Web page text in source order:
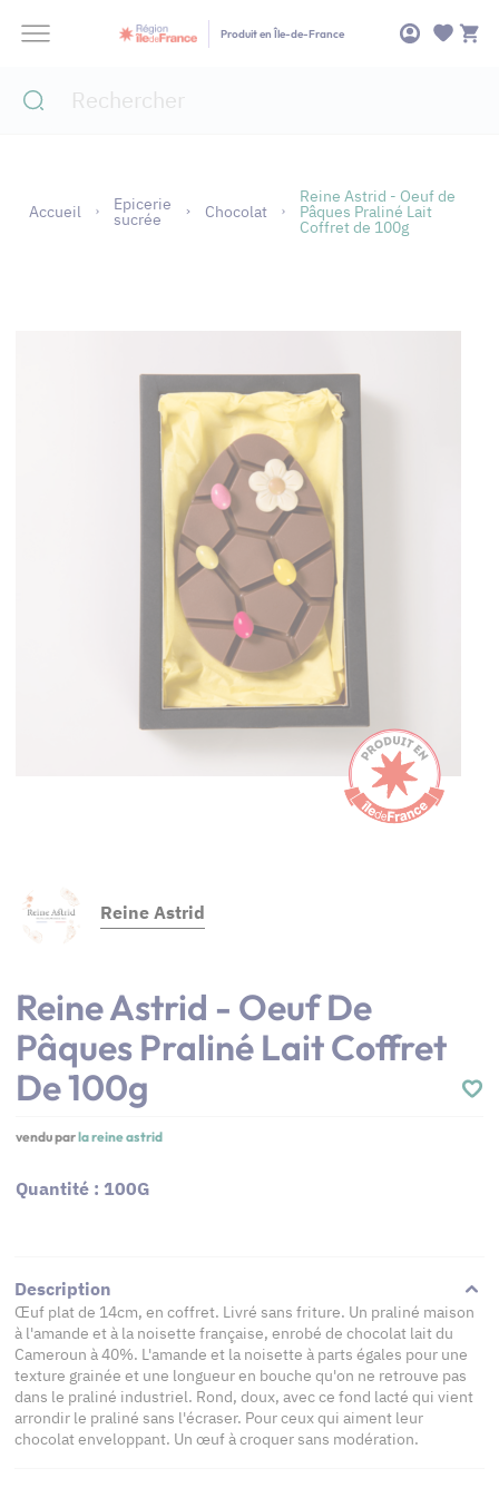
Produit en Île-de-France
Accueil Epicerie
sucrée Chocolat
Reine Astrid - Oeuf de
Pâques Praliné Lait
Coffret de 100g
Reine Astrid
Reine Astrid - Oeuf De
Pâques Praliné Lait Coffret
De 100g
vendu parla reine astrid
Quantité : 100G
Description
Œuf plat de 14cm, en coffret. Livré sans friture. Un praliné maison
à l'amande et à la noisette française, enrobé de chocolat lait du
Cameroun à 40%. L'amande et la noisette à parts égales pour une
texture grainée et une longueur en bouche qu'on ne retrouve pas
dans le praliné industriel. Rond, doux, avec ce fond lacté qui vient
arrondir le praliné sans l'écraser. Pour ceux qui aiment leur
chocolat enveloppant. Un œuf à croquer sans modération.